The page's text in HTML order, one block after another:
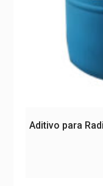
Aditivo para